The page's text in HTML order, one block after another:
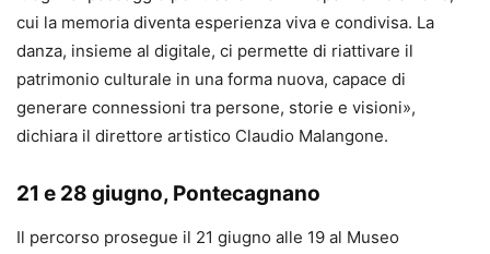
cui la memoria diventa esperienza viva e condivisa. La
danza, insieme al digitale, ci permette di riattivare il
patrimonio culturale in una forma nuova, capace di
generare connessioni tra persone, storie e visioni»,
dichiara il direttore artistico Claudio Malangone.
21 e 28 giugno, Pontecagnano
Il percorso prosegue il 21 giugno alle 19 al Museo